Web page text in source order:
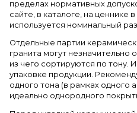
пределах нормативных
сайте, в каталоге, на ценнике
используется номинальный
Отдельные партии
гранита могут незначительно
из чего сортируются по тону.
упаковке продукции.
одного тона (в рамках одного
идеально однородного